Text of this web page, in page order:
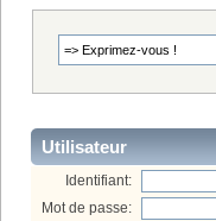
Utilisateur
Identifiant:
Mot de passe: